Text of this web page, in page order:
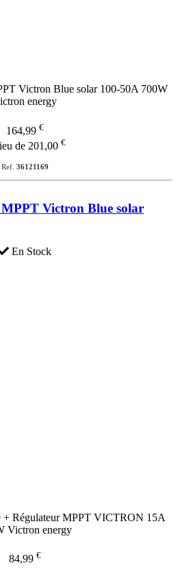
164,99 €
de 201,00 €
Ref. 36121169
Victron Blue solar
En Stock
84,99 €